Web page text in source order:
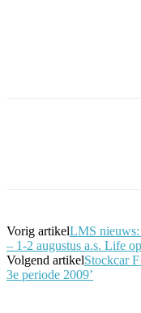
Vorig artikelLMS nieuws:
– 1-2 augustus a.s. Life
Volgend artikelStockcar
3e periode 2009’